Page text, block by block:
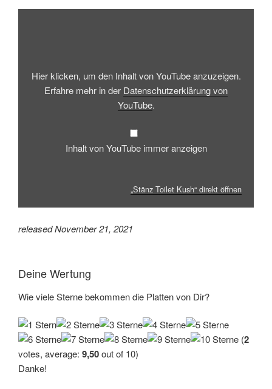
„Stänz
Hier klicken, um den Inhalt von YouTube anzuzeigen.
Erfahre mehr in der Datenschutzerklärung von
YouTube.
Inhalt von YouTube immer anzeigen
„Stänz Toilet Kush“ direkt öffnen
released November 21, 2021
Deine Wertung
Wie viele Sterne bekommen die Platten von Dir?
(2
votes, average: 9,50out of 10)
Danke!